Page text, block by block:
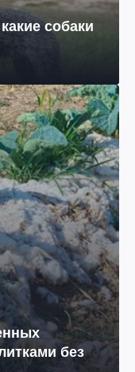
собаки
без